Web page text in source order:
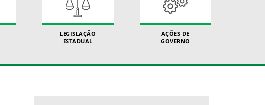
LEGISLAÇÃO
ESTADUAL
AÇÕES DE
GOVERNO